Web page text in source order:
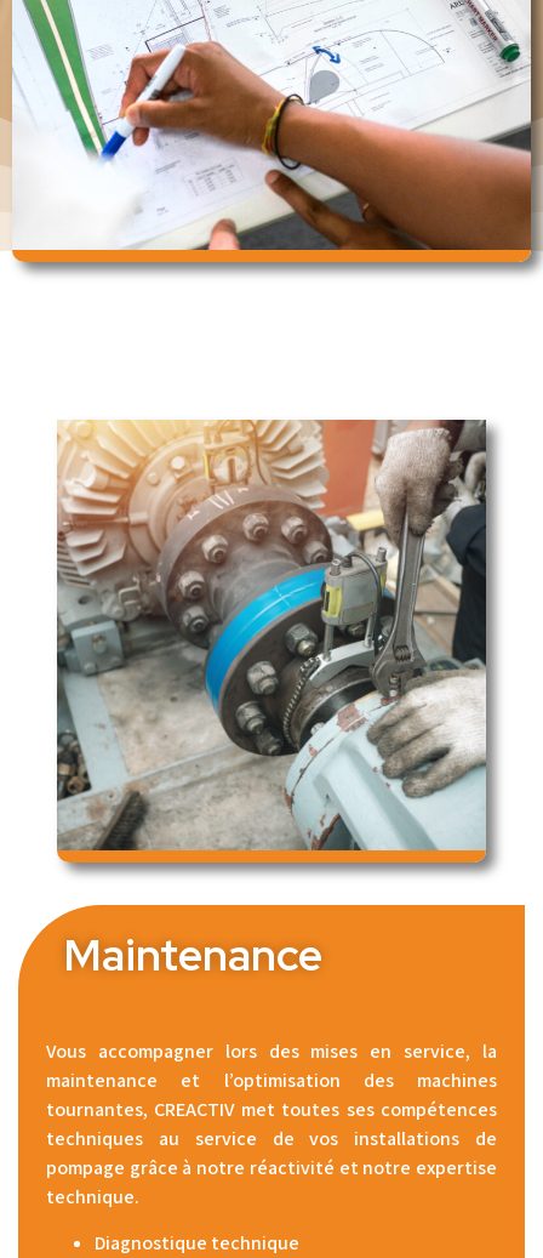
Maintenance
Vous accompagner lors des mises en service, la
maintenance et l’optimisation des machines
tournantes, CREACTIV met toutes ses compétences
techniques au service de vos installations de
pompage grâce à notre réactivité et notre expertise
technique.
Diagnostique technique